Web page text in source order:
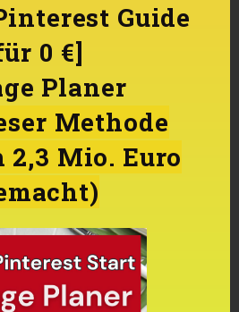
den Idea Pins
Guide
0 €]
Planer
Methode
2,3 Mio. Euro